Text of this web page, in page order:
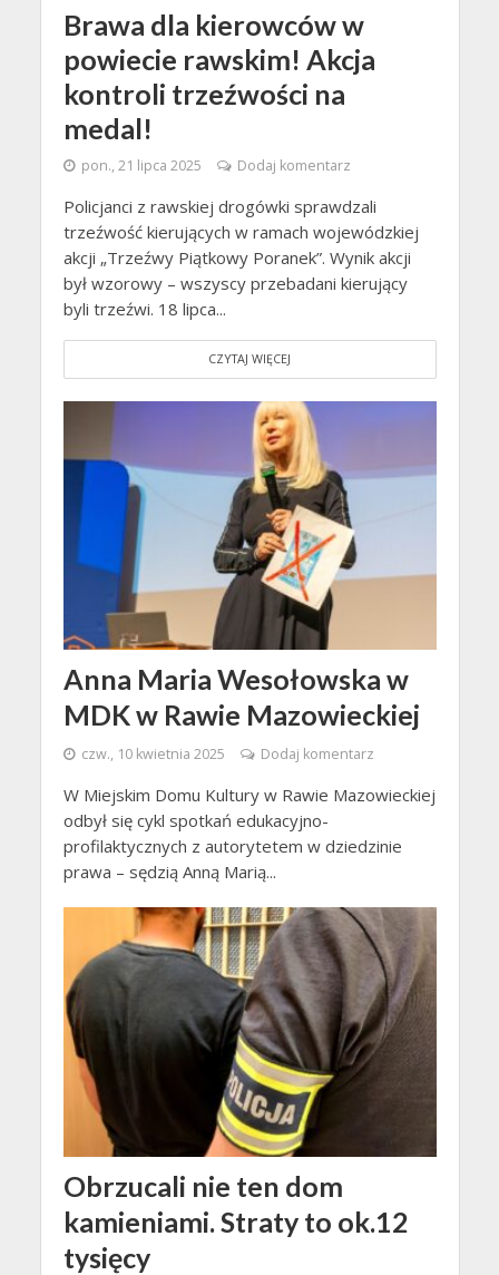
Brawa dla kierowców w
powiecie rawskim! Akcja
kontroli trzeźwości na
medal!
pon., 21 lipca 2025 Dodaj komentarz
Policjanci z rawskiej drogówki sprawdzali
trzeźwość kierujących w ramach wojewódzkiej
akcji „Trzeźwy Piątkowy Poranek”. Wynik akcji
był wzorowy – wszyscy przebadani kierujący
byli trzeźwi. 18 lipca...
CZYTAJ WIĘCEJ
Anna Maria Wesołowska w
MDK w Rawie Mazowieckiej
czw., 10 kwietnia 2025 Dodaj komentarz
W Miejskim Domu Kultury w Rawie Mazowieckiej
odbył się cykl spotkań edukacyjno-
profilaktycznych z autorytetem w dziedzinie
prawa – sędzią Anną Marią...
Obrzucali nie ten dom
kamieniami. Straty to ok.12
tysięcy